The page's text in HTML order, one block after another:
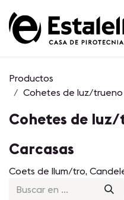
Productos
Cohetes de luz/trueno
Cohetes de
Carcasas
Coets de llum/tro,